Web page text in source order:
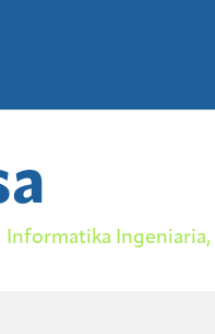
Informatika Ingeniaria,